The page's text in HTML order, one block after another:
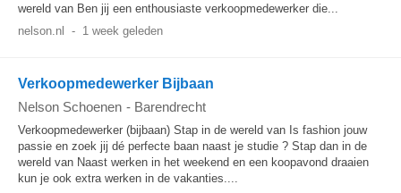
wereld van Ben jij een enthousiaste verkoopmedewerker die...
nelson.nl
- 1 week geleden
Verkoopmedewerker Bijbaan
Nelson Schoenen - Barendrecht
Verkoopmedewerker (bijbaan) Stap in de wereld van Is fashion jouw
passie en zoek jij dé perfecte baan naast je studie ? Stap dan in de
wereld van Naast werken in het weekend en een koopavond draaien
kun je ook extra werken in de vakanties....